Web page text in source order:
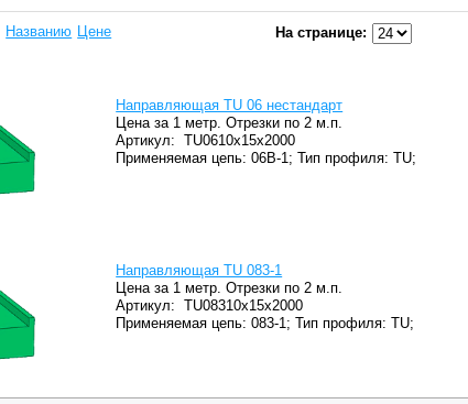
Названию Цене На странице:
Направляющая TU 06 нестандарт
Цена за 1 метр. Отрезки по 2 м.п.
Артикул:TU0610x15x2000
Применяемая цепь: 06B-1; Тип профиля: TU;
Направляющая TU 083-1
Цена за 1 метр. Отрезки по 2 м.п.
Артикул:TU08310x15x2000
Применяемая цепь: 083-1; Тип профиля: TU;